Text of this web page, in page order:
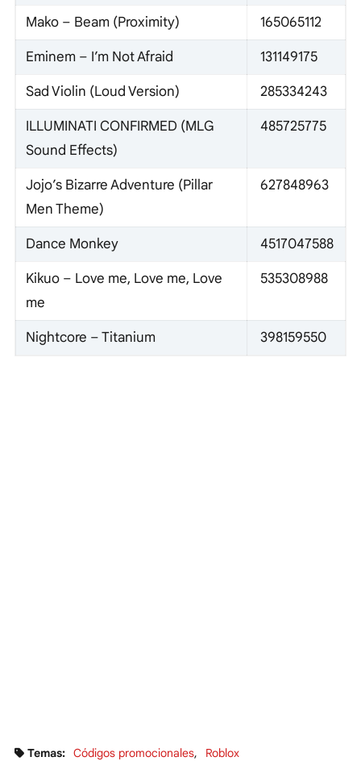
Mako – Beam (Proximity) 165065112
Eminem – I’m Not Afraid 131149175
Sad Violin (Loud Version) 285334243
ILLUMINATI CONFIRMED (MLG
Sound Effects)
485725775
Jojo’s Bizarre Adventure (Pillar
Men Theme)
627848963
Dance Monkey 4517047588
Kikuo – Love me, Love me, Love
me
535308988
Nightcore – Titanium 398159550
Temas: Códigos promocionales Roblox